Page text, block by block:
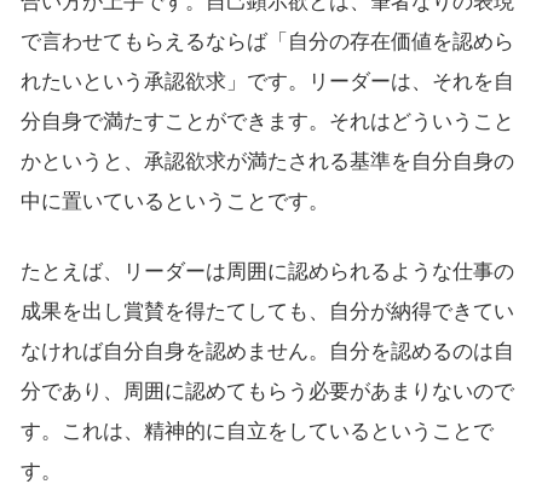
で言わせてもらえるならば「自分の存在価値を認めら
れたいという承認欲求」です。リーダーは、それを自
分自身で満たすことができます。それはどういうこと
かというと、承認欲求が満たされる基準を自分自身の
中に置いているということです。
たとえば、リーダーは周囲に認められるような仕事の
成果を出し賞賛を得たてしても、自分が納得できてい
なければ自分自身を認めません。自分を認めるのは自
分であり、周囲に認めてもらう必要があまりないので
す。これは、精神的に自立をしているということで
す。